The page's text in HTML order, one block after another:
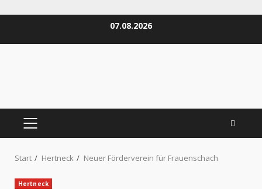
07.08.2026
PRIMÄRES
Start Hertneck Neuer Förderverein für Frauenschach
Hertneck